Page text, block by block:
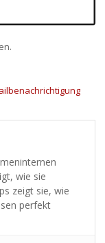
wie sie
zeigt sie, wie
perfekt